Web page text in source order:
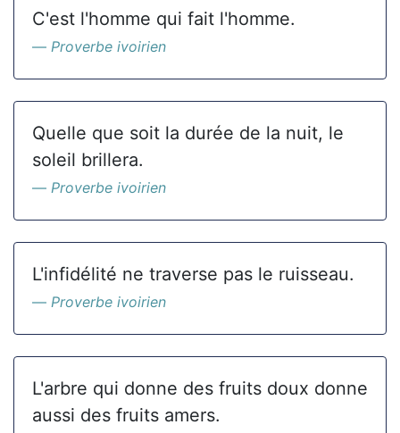
C'est l'homme qui fait l'homme.
Proverbe ivoirien
Quelle que soit la durée de la nuit, le
soleil brillera.
Proverbe ivoirien
L'infidélité ne traverse pas le ruisseau.
Proverbe ivoirien
L'arbre qui donne des fruits doux donne
aussi des fruits amers.